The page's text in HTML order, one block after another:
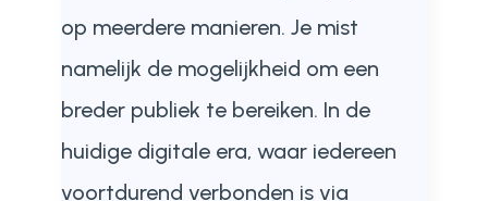
op meerdere manieren. Je mist
namelijk de mogelijkheid om een
breder publiek te bereiken. In de
huidige digitale era, waar iedereen
voortdurend verbonden is via